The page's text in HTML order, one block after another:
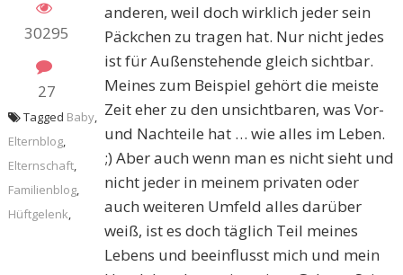
30295
27
anderen, weil doch wirklich jeder sein
Päckchen zu tragen hat. Nur nicht jedes
ist für Außenstehende gleich sichtbar.
Meines zum Beispiel gehört die meiste
Zeit eher zu den unsichtbaren, was Vor-
und Nachteile hat … wie alles im Leben.
;) Aber auch wenn man es nicht sieht und
nicht jeder in meinem privaten oder
auch weiteren Umfeld alles darüber
weiß, ist es doch täglich Teil meines
Lebens und beeinflusst mich und mein
Tagged Baby,
Elternblog,
Elternschaft,
Familienblog,
Hüftgelenk,